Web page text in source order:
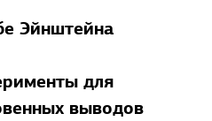
Эйнштейна
для
выводов